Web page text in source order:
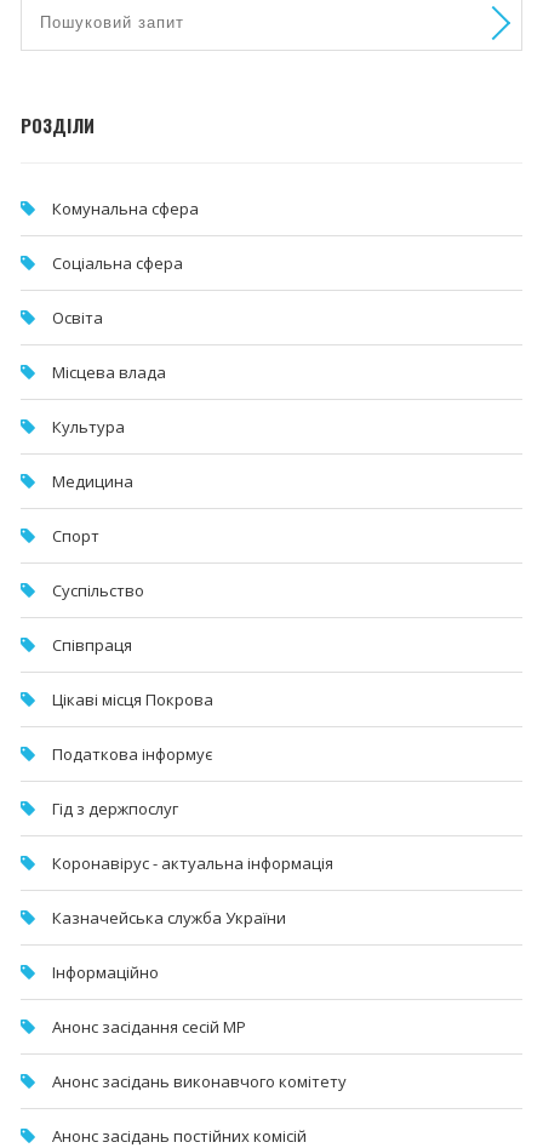
РОЗДІЛИ
Комунальна cфера
Соціальна сфера
Освіта
Місцева влада
Культура
Медицина
Спорт
Суспільство
Співпраця
Цікаві місця Покрова
Податкова інформує
Гід з держпослуг
Коронавірус - актуальна інформація
Казначейська служба України
Інформаційно
Анонс засідання сесій МР
Анонс засідань виконавчого комітету
Анонс засідань постійних комісій